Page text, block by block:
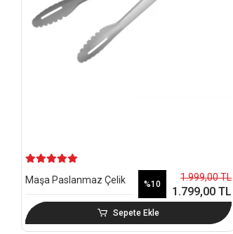
Maşa Paslanmaz Çelik %10
1.999,00 TL
1.799,00 TL
Sepete Ekle